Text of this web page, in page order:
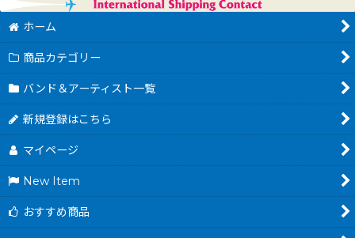
ホーム
商品カテゴリー
バンド＆アーティスト一覧
新規登録はこちら
マイページ
New Item
おすすめ商品